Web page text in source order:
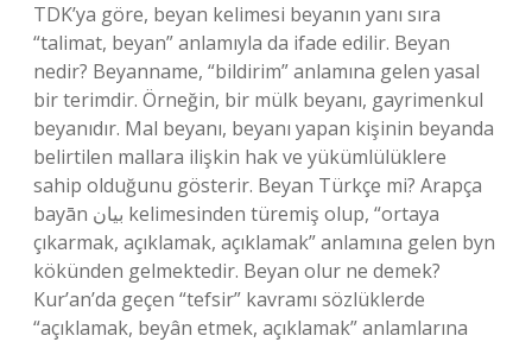
TDK’ya göre, beyan kelimesi beyanın yanı sıra
“talimat, beyan” anlamıyla da ifade edilir. Beyan
nedir? Beyanname, “bildirim” anlamına gelen yasal
bir terimdir. Örneğin, bir mülk beyanı, gayrimenkul
beyanıdır. Mal beyanı, beyanı yapan kişinin beyanda
belirtilen mallara ilişkin hak ve yükümlülüklere
sahip olduğunu gösterir. Beyan Türkçe mi? Arapça
bayān بيان kelimesinden türemiş olup, “ortaya
çıkarmak, açıklamak, açıklamak” anlamına gelen byn
kökünden gelmektedir. Beyan olur ne demek?
Kur’an’da geçen “tefsir” kavramı sözlüklerde
“açıklamak, beyân etmek, açıklamak” anlamlarına